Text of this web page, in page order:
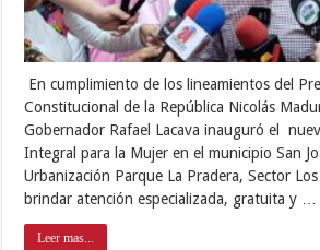
En cumplimiento de los lineamientos del
Constitucional de la República Nicolás
Gobernador Rafael Lacava inauguró el
Integral para la Mujer en el municipio San
Urbanización Parque La Pradera, Sector
brindar atención especializada, gratuita y …
Leer mas...